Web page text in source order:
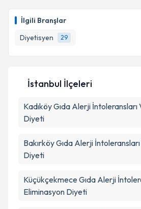
İlgili Branşlar
Diyetisyen
29
takvim hazırlandığında e-posta
E-posta Adresiniz
Metni'ni okudum ve kişisel
Takvim Talebini
İstanbul İlçeleri
KadıköyGıda Alerji İntoleransları
Diyeti
BakırköyGıda Alerji
Diyeti
Küçükçekmece Gıda Alerji
Eliminasyon Diyeti